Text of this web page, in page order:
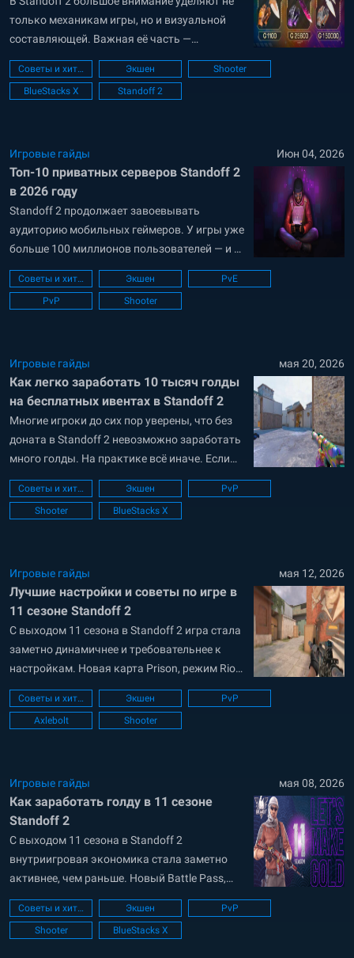
только механикам игры, но и визуальной
составляющей. Важная её часть —
сочетание цветов в любимых скинах
игроков. Подготовили для вас девять
вариантов сетов: три дорогих, три средних и
вдохновитесь...
Советы и хитрости Экшен
Shooter
BlueStacks X
Standoff 2
Игровые гайды Июн 04, 2026
Топ-10 приватных серверов Standoff 2
в 2026 году
Standoff 2 продолжает завоевывать
аудиторию мобильных геймеров. У игры уже
больше 100 миллионов пользователей — и их
число продолжает расти. Популярность
Standoff 2 обусловлена разнообразным
геймплеем, постоянными обновлениями и
поиграть в уникальные режимы,
протестировать новые скины и особые
карты. В гайде...
Советы и хитрости Экшен
PvE
PvP
Shooter
Игровые гайды мая 20, 2026
Как легко заработать 10 тысяч голды
на бесплатных ивентах в Standoff 2
Многие игроки до сих пор уверены, что без
доната в Standoff 2 невозможно заработать
много голды. На практике всё иначе. Если
проходить ивенты, закрывать боевые
пропуски и грамотно распоряжаться
активами, за несколько сезонов можно
способы заработка голды в Standoff 2...
Советы и хитрости Экшен
PvP
Shooter
BlueStacks X
Игровые гайды мая 12, 2026
Лучшие настройки и советы по игре в
11 сезоне Standoff 2
С выходом 11 сезона в Standoff 2 игра стала
заметно динамичнее и требовательнее к
настройкам. Новая карта Prison, режим Riot,
обновлённые звуки шагов и высокая
плотность перестрелок сделали комфортную
стрельбу и быструю реакцию ещё важнее,
FPS могут напрямую...
Советы и хитрости Экшен
PvP
Axlebolt
Shooter
Игровые гайды мая 08, 2026
Как заработать голду в 11 сезоне
Standoff 2
С выходом 11 сезона в Standoff 2
внутриигровая экономика стала заметно
активнее, чем раньше. Новый Battle Pass,
свежие косметические предметы,
ограниченный сезонный контент и высокая
активность на торговой площадке открыли
Советы и хитрости Экшен
PvP
Shooter
BlueStacks X